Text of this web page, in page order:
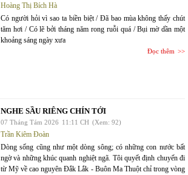
Hoàng Thị Bích Hà
Có người hỏi vì sao ta biền biệt / Đã bao mùa không thấy chút
tăm hơi / Có lẽ bởi tháng năm rong ruỗi quá / Bụi mờ dần một
khoảng sáng ngày xưa
Đọc thêm
NGHE SẦU RIÊNG CHÍN TỚI
07 Tháng Tám 2026 11:11 CH (Xem: 92)
Trần Kiêm Đoàn
Dòng sống cũng như một dòng sông; có những con nước bất
ngờ và những khúc quanh nghiệt ngã. Tôi quyết định chuyến đi
từ Mỹ về cao nguyên Đắk Lắk - Buôn Ma Thuột chỉ trong vòng